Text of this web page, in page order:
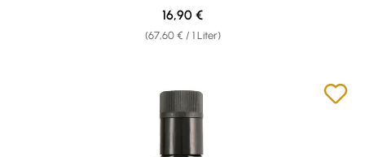
(67,60 € / 1 Liter)
Regulärer Preis:
16,90 €